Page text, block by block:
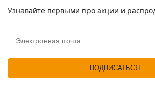
Узнавайте первыми про акции и
ПОДПИСАТЬСЯ